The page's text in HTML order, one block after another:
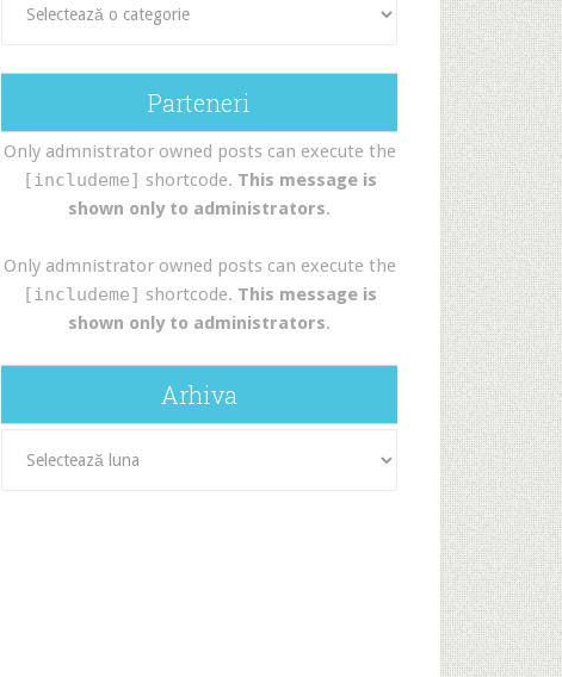
Parteneri
Only admnistrator owned posts can execute the
[includeme] shortcode. This message is
shown only to administrators.
Only admnistrator owned posts can execute the
[includeme] shortcode. This message is
shown only to administrators.
Arhiva